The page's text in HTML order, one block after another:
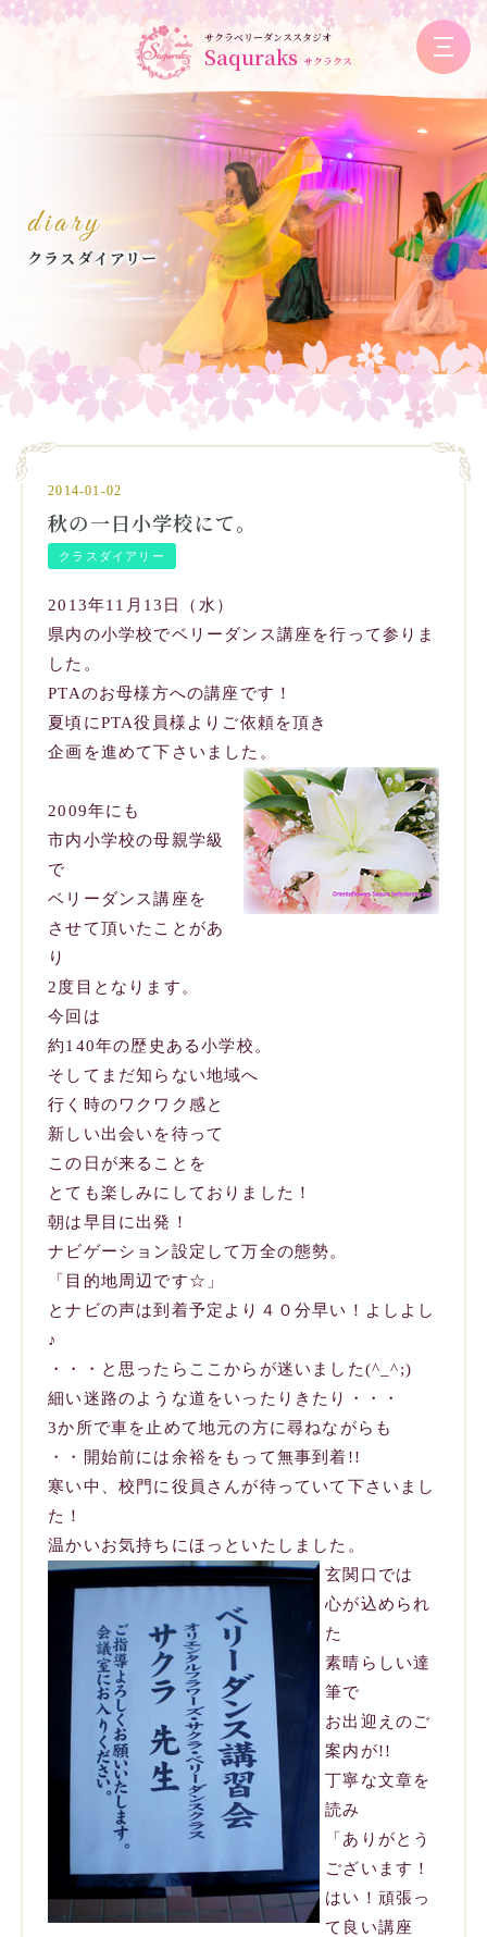
サクラベリーダンススタジオ
Saquraks サクラクス
diary
クラスダイアリー
2014-01-02
秋の一日小学校にて。
クラスダイアリー
2013年11月13日（水）
県内の小学校でベリーダンス講座を行って参りま
した。
PTAのお母様方への講座です！
夏頃にPTA役員様よりご依頼を頂き
企画を進めて下さいました。
2009年にも
市内小学校の母親学級
で
ベリーダンス講座を
させて頂いたことがあ
り
2度目となります。
今回は
約140年の歴史ある小学校。
そしてまだ知らない地域へ
行く時のワクワク感と
新しい出会いを待って
この日が来ることを
とても楽しみにしておりました！
朝は早目に出発！
ナビゲーション設定して万全の態勢。
「目的地周辺です☆」
とナビの声は到着予定より４０分早い！よしよし
♪
・・・と思ったらここからが迷いました(^_^;)
細い迷路のような道をいったりきたり・・・
3か所で車を止めて地元の方に尋ねながらも
・・開始前には余裕をもって無事到着!!
寒い中、校門に役員さんが待っていて下さいまし
た！
温かいお気持ちにほっといたしました。
玄関口では
心が込められ
た
素晴らしい達
筆で
お出迎えのご
案内が!!
丁寧な文章を
読み
「ありがとう
ございます！
はい！頑張っ
て良い講座